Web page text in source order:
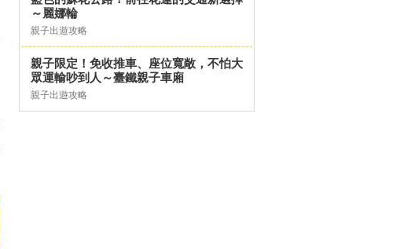
～麗娜輪
親子出遊攻略
親子限定！免收推車、座位寬敞，不怕大
眾運輸吵到人～臺鐵親子車廂
親子出遊攻略